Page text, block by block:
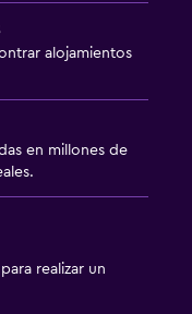
alojamientos
en millones de
para realizar un